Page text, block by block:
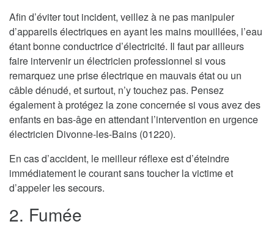
Afin d’éviter tout incident, veillez à ne pas manipuler
d’appareils électriques en ayant les mains mouillées, l’eau
étant bonne conductrice d’électricité. Il faut par ailleurs
faire intervenir un électricien professionnel si vous
remarquez une prise électrique en mauvais état ou un
câble dénudé, et surtout, n’y touchez pas. Pensez
également à protégez la zone concernée si vous avez des
enfants en bas-âge en attendant l’intervention en urgence
électricien Divonne-les-Bains (01220).
En cas d’accident, le meilleur réflexe est d’éteindre
immédiatement le courant sans toucher la victime et
d’appeler les secours.
2. Fumée